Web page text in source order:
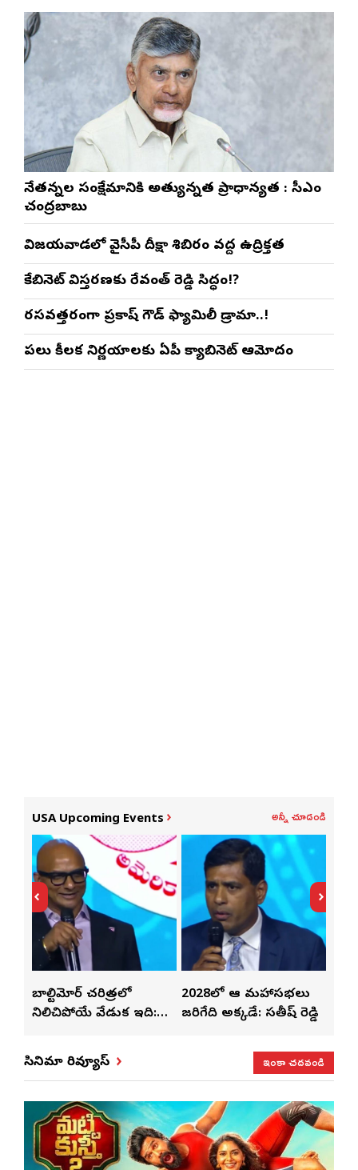
నేతన్నల సంక్షేమానికి అత్యున్నత ప్రాధాన్యత : సీఎం
చంద్రబాబు
విజయవాడలో వైసీపీ దీక్షా శిబిరం వద్ద ఉద్రిక్తత
కేబినెట్ విస్తరణకు రేవంత్ రెడ్డి సిద్ధం!?
రసవత్తరంగా ప్రకాష్ గౌడ్ ఫ్యామిలీ డ్రామా..!
పలు కీలక నిర్ణయాలకు ఏపీ క్యాబినెట్ ఆమోదం
USA Upcoming Events అన్నీ చూడండి
బాల్టిమోర్ చరిత్రలో
నిలిచిపోయే వేడుక ఇది:
2028లో ఆటా మహాసభలు
జరిగేది అక్కడే: సతీష్ రెడ్డి
సినిమా రివ్యూస్ ఇంకా చదవండి